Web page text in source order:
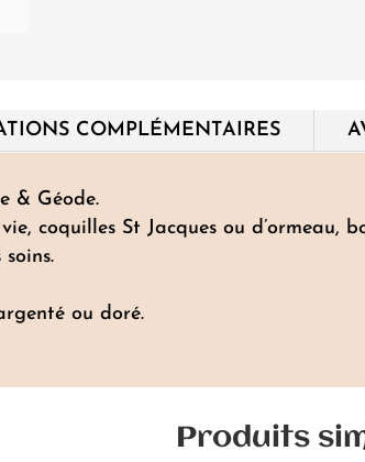
COMPLÉMENTAIRES
& Géode.
coquilles St Jacques ou d’ormeau,
ou doré.
Produits